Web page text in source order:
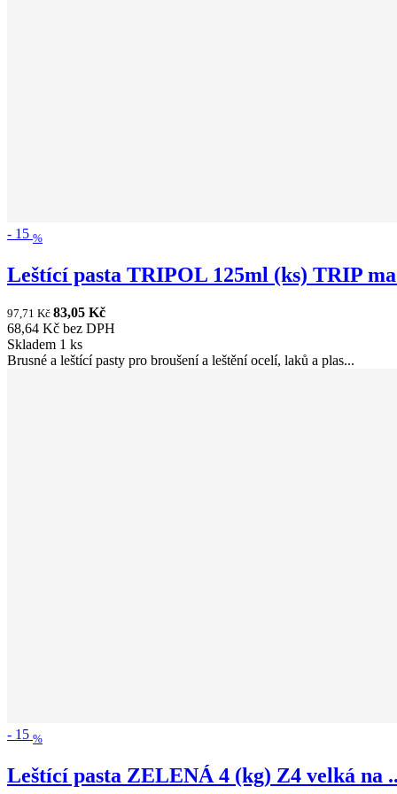
- 15 %
Leštící pasta TRIPOL 125ml (ks) TRIP
97,71 Kč 83,05 Kč
68,64 Kč bez DPH
Skladem 1 ks
Brusné a leštící pasty pro broušení a leštění ocelí, laků a plas...
- 15 %
Leštící pasta ZELENÁ 4 (kg) Z4 velká na